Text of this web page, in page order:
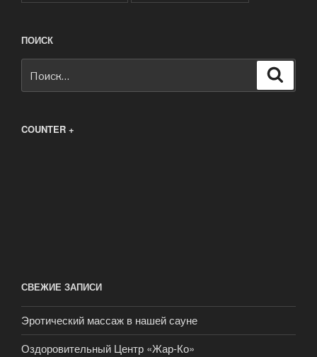
ПОИСК
COUNTER +
СВЕЖИЕ ЗАПИСИ
Эротический массаж в нашей сауне
Оздоровительный Центр «Жар-Ко»